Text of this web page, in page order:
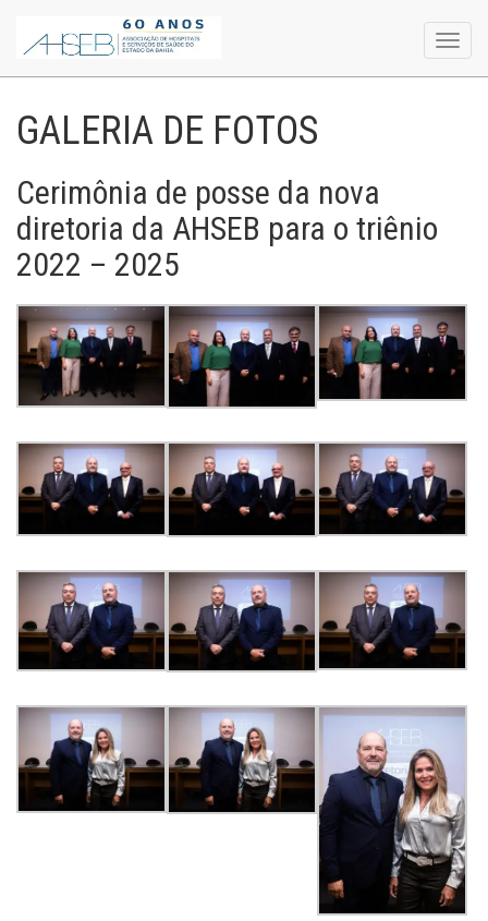
GALERIA DE FOTOS
Cerimônia de posse da nova
diretoria da AHSEB para o triênio
2022 – 2025